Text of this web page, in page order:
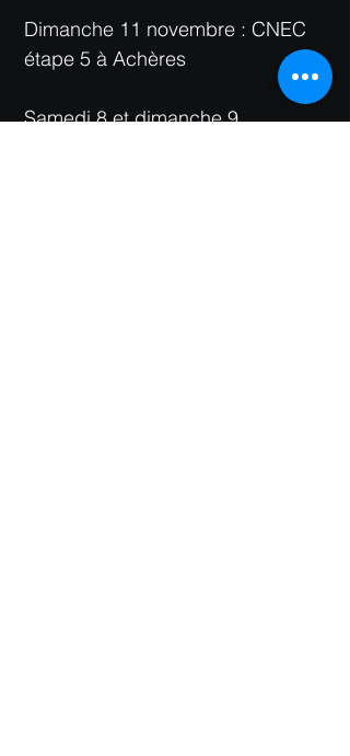
Dimanche 11 novembre : CNEC
étape 5 à Achères
Samedi 8 et dimanche 9